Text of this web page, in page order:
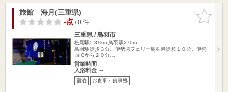
お気に入
りに追加
旅館 海月(三重県)
-点/ 0 件
三重県 / 鳥羽市
松尾駅5.81km 鳥羽駅270m
鳥羽駅徒歩３分。伊勢湾フェリー鳥羽港徒歩１０分。伊勢
西ICから２０分…
営業時間
入浴料金 ～
宿泊 お食事・食事処